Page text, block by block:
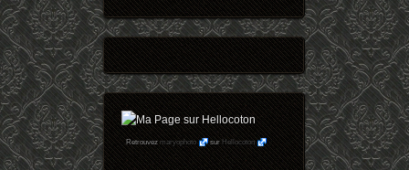
Retrouvezmaryophoto surHellocoton